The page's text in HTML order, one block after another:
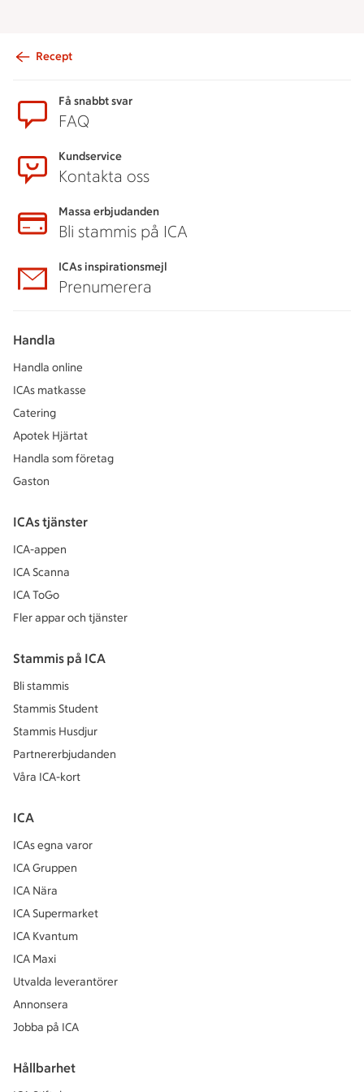
Recept
Få snabbt svar
FAQ
Kundservice
Kontakta oss
Massa erbjudanden
Bli stammis på ICA
ICAs inspirationsmejl
Prenumerera
Handla
Handla online
ICAs matkasse
Catering
Apotek Hjärtat
Handla som företag
Gaston
ICAs tjänster
ICA-appen
ICA Scanna
ICA ToGo
Fler appar och tjänster
Stammis på ICA
Bli stammis
Stammis Student
Stammis Husdjur
Partnererbjudanden
Våra ICA-kort
ICA
ICAs egna varor
ICA Gruppen
ICA Nära
ICA Supermarket
ICA Kvantum
ICA Maxi
Utvalda leverantörer
Annonsera
Jobba på ICA
Hållbarhet